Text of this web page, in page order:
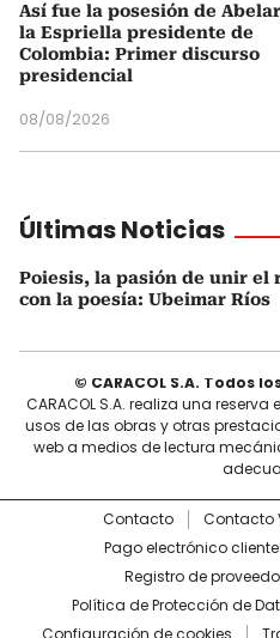
Así fue la posesión de
la Espriella presidente de
Colombia: Primer discurso
presidencial
08/08/2026
Últimas Noticias
Poiesis, la pasión de unir el
con la poesía: Ubeimar Ríos
© CARACOL S.A. Todos
CARACOL S.A. realiza una
usos de las obras y otras
web a medios de lectura
Contacto Contacto
Pago electrónico
Registro de
Política de Protección de